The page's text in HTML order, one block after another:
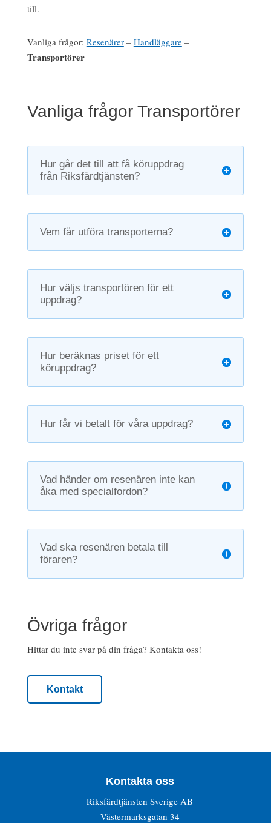
till.
Vanliga frågor: Resenärer– Handläggare–
Transportörer
Vanliga frågor Transportörer
Hur går det till att få köruppdrag
från Riksfärdtjänsten?
Vem får utföra transporterna?
Hur väljs transportören för ett
uppdrag?
Hur beräknas priset för ett
köruppdrag?
Hur får vi betalt för våra uppdrag?
Vad händer om resenären inte kan
åka med specialfordon?
Vad ska resenären betala till
föraren?
Övriga frågor
Hittar du inte svar på din fråga? Kontakta oss!
Kontakt
Kontakta oss
Riksfärdtjänsten Sverige AB
Västermarksgatan 34